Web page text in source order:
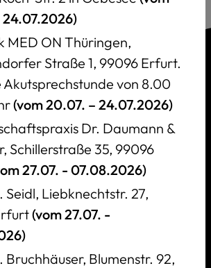
0361 26 66 888
26 66 899
MED ON Thüringen,
Straße 1, 99096 Erfurt.
Akutsprechstunde von 8.00
(vom 20.07. – 24.07.2026)
Dr. Daumann &
Schillerstraße 35, 99096
27.07. - 07.08.2026)
Seidl, Liebknechtstr. 27,
(vom 27.07. -
Bruchhäuser, Blumenstr. 92,